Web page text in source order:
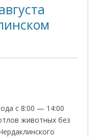
с 8:00 — 14:00
животных без